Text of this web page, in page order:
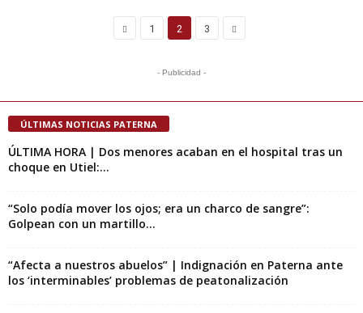
1 2 3
- Publicidad -
ÚLTIMAS NOTICIAS PATERNA
ÚLTIMA HORA | Dos menores acaban en el hospital tras un
choque en Utiel:...
“Solo podía mover los ojos; era un charco de sangre”:
Golpean con un martillo...
“Afecta a nuestros abuelos” | Indignación en Paterna ante
los ‘interminables’ problemas de peatonalización